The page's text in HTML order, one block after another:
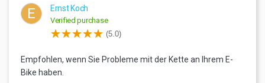
E Ernst Koch
Verified purchase
(5.0)
Empfohlen, wenn Sie Probleme mit der Kette an Ihrem E-
Bike haben.